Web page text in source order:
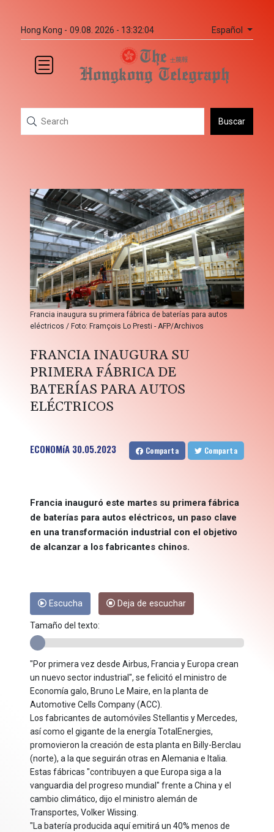
Hong Kong - 09.08. 2026 - 13:32:04 Español
Buscar
Francia inaugura su primera fábrica de baterías para autos
eléctricos / Foto: Framçois Lo Presti - AFP/Archivos
FRANCIA INAUGURA SU
PRIMERA FÁBRICA DE
BATERÍAS PARA AUTOS
ELÉCTRICOS
ECONOMíA 30.05.2023 Comparta Comparta
Francia inauguró este martes su primera fábrica
de baterías para autos eléctricos, un paso clave
en una transformación industrial con el objetivo
de alcanzar a los fabricantes chinos.
Escucha Deja de escuchar
Tamaño del texto:
"Por primera vez desde Airbus, Francia y Europa crean
un nuevo sector industrial", se felicitó el ministro de
Economía galo, Bruno Le Maire, en la planta de
Automotive Cells Company (ACC).
Los fabricantes de automóviles Stellantis y Mercedes,
así como el gigante de la energía TotalEnergies,
promovieron la creación de esta planta en Billy-Berclau
(norte), a la que seguirán otras en Alemania e Italia.
Estas fábricas "contribuyen a que Europa siga a la
vanguardia del progreso mundial" frente a China y el
cambio climático, dijo el ministro alemán de
Transportes, Volker Wissing.
"La batería producida aquí emitirá un 40% menos de